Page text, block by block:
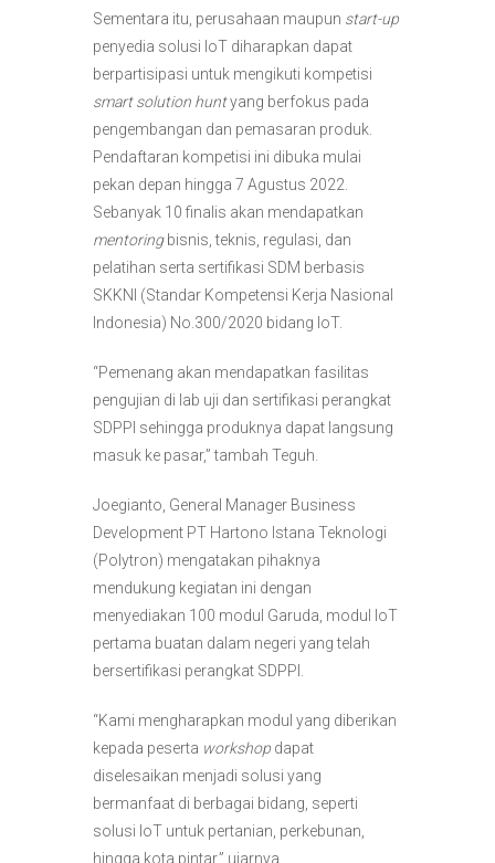
Sementara itu, perusahaan maupun start-up
penyedia solusi IoT diharapkan dapat
berpartisipasi untuk mengikuti kompetisi
smart solution huntyang berfokus pada
pengembangan dan pemasaran produk.
Pendaftaran kompetisi ini dibuka mulai
pekan depan hingga 7 Agustus 2022.
Sebanyak 10 finalis akan mendapatkan
mentoringbisnis, teknis, regulasi, dan
pelatihan serta sertifikasi SDM berbasis
SKKNI (Standar Kompetensi Kerja Nasional
Indonesia) No.300/2020 bidang IoT.
“Pemenang akan mendapatkan fasilitas
pengujian di lab uji dan sertifikasi perangkat
SDPPI sehingga produknya dapat langsung
masuk ke pasar,” tambah Teguh.
Joegianto, General Manager Business
Development PT Hartono Istana Teknologi
(Polytron) mengatakan pihaknya
mendukung kegiatan ini dengan
menyediakan 100 modul Garuda, modul IoT
pertama buatan dalam negeri yang telah
bersertifikasi perangkat SDPPI.
“Kami mengharapkan modul yang diberikan
kepada peserta workshop dapat
diselesaikan menjadi solusi yang
bermanfaat di berbagai bidang, seperti
solusi IoT untuk pertanian, perkebunan,
hingga kota pintar,” ujarnya.